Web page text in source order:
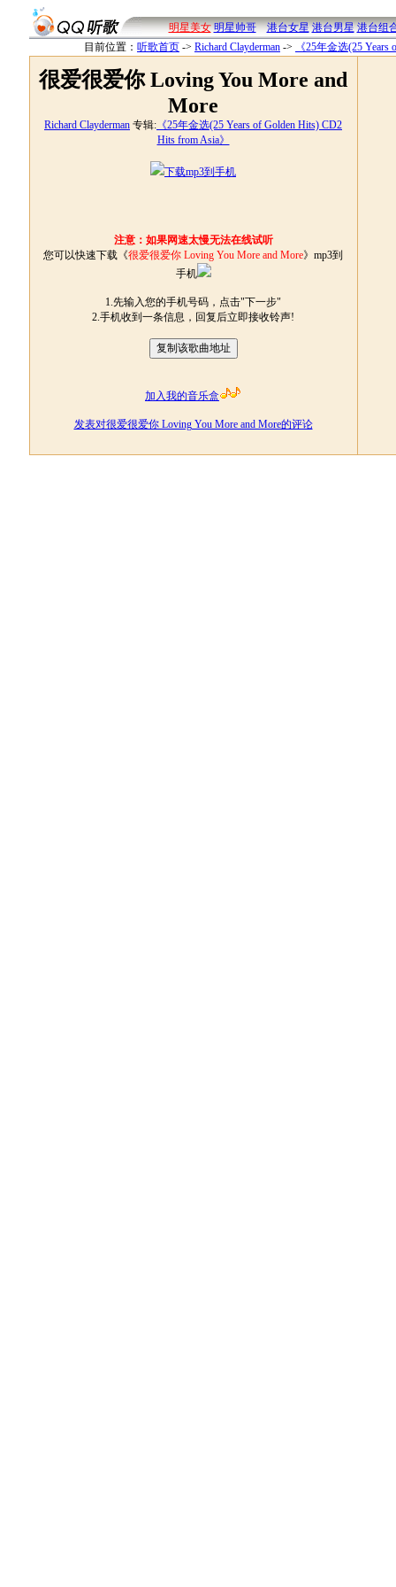
明星美女 明星帅哥 港台女星 港台男星 港台组
目前位置： 听歌首页 -> Richard Clayderman -> 《25年金选(25
很爱很爱你 Loving You More and
More
Richard Clayderman 专辑: 《25年金选(25 Years of Golden Hits) CD2
Hits from Asia》
下载mp3到手机
注意：如果网速太慢无法在线试听
您可以快速下载《很爱很爱你 Loving You More and More》mp3到
手机
1.先输入您的手机号码，点击"下一步"
2.手机收到一条信息，回复后立即接收铃声!
加入我的音乐盒
发表对很爱很爱你 Loving You More and More的评论